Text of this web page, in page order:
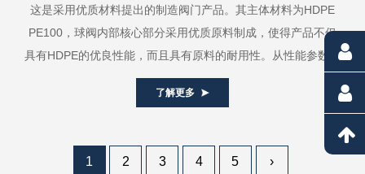
这是采用优质材料提出的制造阀门产品。其主体材料为HDPE
PE100，球阀内部核心部分采用优质原料制成，使得产品不仅
具有HDPE的优良性能，而且具有原料的耐用性。从性能参数来
看，这款HDPE钢芯...
了解更多
1 2 3 4 5 ›